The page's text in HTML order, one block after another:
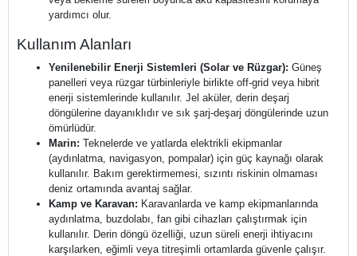
yardımcı olur.
Kullanım Alanları
Yenilenebilir Enerji Sistemleri (Solar ve Rüzgar): Güneş
panelleri veya rüzgar türbinleriyle birlikte off-grid veya hibrit
enerji sistemlerinde kullanılır. Jel aküler, derin deşarj
döngülerine dayanıklıdır ve sık şarj-deşarj döngülerinde uzun
ömürlüdür.
Marin: Teknelerde ve yatlarda elektrikli ekipmanlar
(aydınlatma, navigasyon, pompalar) için güç kaynağı olarak
kullanılır. Bakım gerektirmemesi, sızıntı riskinin olmaması
deniz ortamında avantaj sağlar.
Kamp ve Karavan: Karavanlarda ve kamp ekipmanlarında
aydınlatma, buzdolabı, fan gibi cihazları çalıştırmak için
kullanılır. Derin döngü özelliği, uzun süreli enerji ihtiyacını
karşılarken, eğimli veya titreşimli ortamlarda güvenle çalışır.